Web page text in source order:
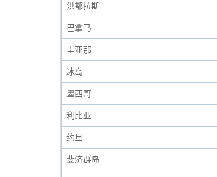
洪都拉斯
巴拿马
圭亚那
冰岛
墨西哥
利比亚
约旦
斐济群岛